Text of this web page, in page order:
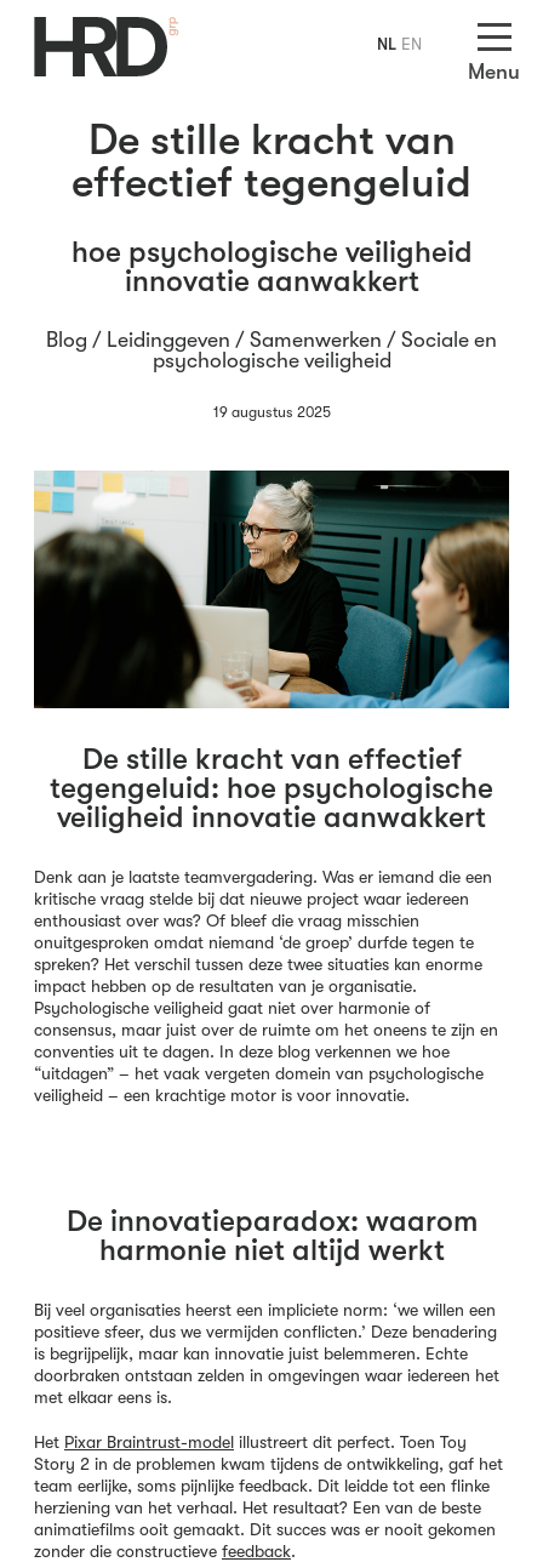
Menu
De stille kracht van
effectief tegengeluid
hoe psychologische veiligheid
innovatie aanwakkert
Blog / Leidinggeven / Samenwerken / Sociale en
psychologische veiligheid
19 augustus 2025
De stille kracht van effectief
tegengeluid: hoe psychologische
veiligheid innovatie aanwakkert
Denk aan je laatste teamvergadering. Was er iemand die een
kritische vraag stelde bij dat nieuwe project waar iedereen
enthousiast over was? Of bleef die vraag misschien
onuitgesproken omdat niemand ‘de groep’ durfde tegen te
spreken? Het verschil tussen deze twee situaties kan enorme
impact hebben op de resultaten van je organisatie.
Psychologische veiligheid gaat niet over harmonie of
consensus, maar juist over de ruimte om het oneens te zijn en
conventies uit te dagen. In deze blog verkennen we hoe
“uitdagen” – het vaak vergeten domein van psychologische
veiligheid – een krachtige motor is voor innovatie.
De innovatieparadox: waarom
harmonie niet altijd werkt
Bij veel organisaties heerst een impliciete norm: ‘we willen een
positieve sfeer, dus we vermijden conflicten.’ Deze benadering
is begrijpelijk, maar kan innovatie juist belemmeren. Echte
doorbraken ontstaan zelden in omgevingen waar iedereen het
met elkaar eens is.
Het Pixar Braintrust-model illustreert dit perfect. Toen Toy
Story 2 in de problemen kwam tijdens de ontwikkeling, gaf het
team eerlijke, soms pijnlijke feedback. Dit leidde tot een flinke
herziening van het verhaal. Het resultaat? Een van de beste
animatiefilms ooit gemaakt. Dit succes was er nooit gekomen
zonder die constructieve feedback.
NL EN